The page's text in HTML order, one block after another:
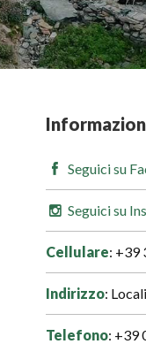
Seguici su
Seguici su
Cellulare: +39
Indirizzo:
Telefono: +39